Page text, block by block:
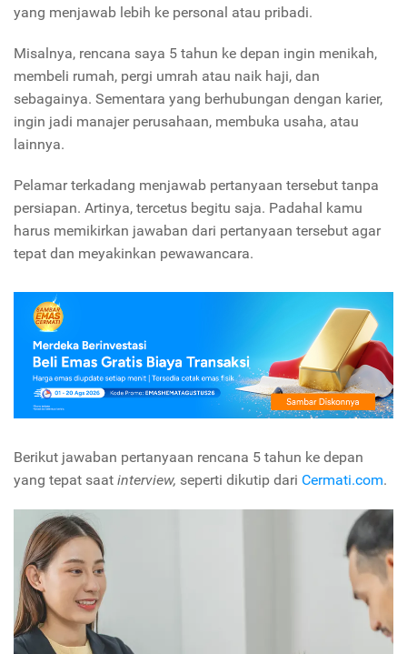
yang menjawab lebih ke personal atau pribadi.
Misalnya, rencana saya 5 tahun ke depan ingin menikah,
membeli rumah, pergi umrah atau naik haji, dan
sebagainya. Sementara yang berhubungan dengan karier,
ingin jadi manajer perusahaan, membuka usaha, atau
lainnya.
Pelamar terkadang menjawab pertanyaan tersebut tanpa
persiapan. Artinya, tercetus begitu saja. Padahal kamu
harus memikirkan jawaban dari pertanyaan tersebut agar
tepat dan meyakinkan pewawancara.
Berikut jawaban pertanyaan rencana 5 tahun ke depan
yang tepat saat interview, seperti dikutip dari Cermati.com.